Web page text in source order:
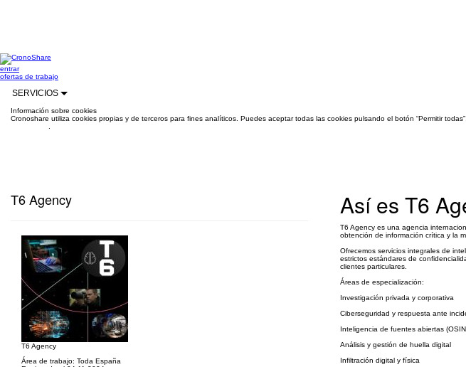
entrar
ofertas de trabajo
SERVICIOS
Información sobre cookies
Cronoshare utiliza cookies propias y de terceros para fines analíticos. Puedes aceptar todas las cookies pulsando el botón “Permitir
T6 Agency
T6 Agency
Área de trabajo: Toda España
Así es T6
T6 Agency es una agencia
obtención de información crítica y la
Ofrecemos servicios integrales de
estrictos estándares de
clientes particulares.
Áreas de especialización:
Investigación privada y corporativa
Ciberseguridad y respuesta ante
Inteligencia de fuentes abiertas
Análisis y gestión de huella digital
Infiltración digital y física